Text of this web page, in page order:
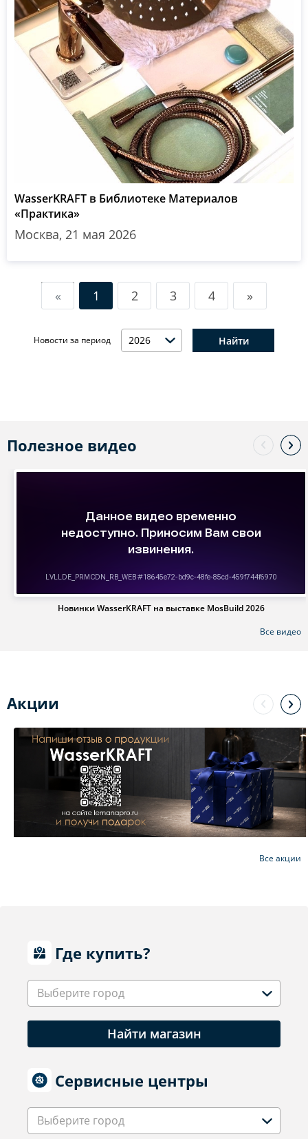
WasserKRAFT в Библиотеке Материалов
«Практика»
Москва, 21 мая 2026
« 1 2 3 4 »
Новости за период 2026 Найти
Полезное видео
Новинки WasserKRAFT на выставке MosBuild 2026
Все видео
Акции
Все акции
Где купить?
Выберите город
Найти магазин
Сервисные центры
Выберите город